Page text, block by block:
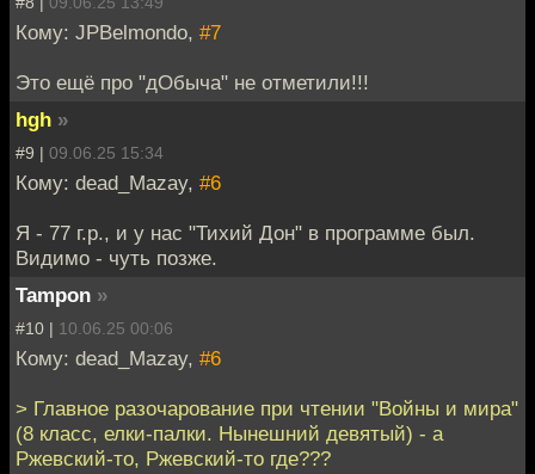
Кому: JPBelmondo, #7
Это ещё про "дОбыча" не отметили!!!
hgh »
#9 | 09.06.25 15:34
Кому: dead_Mazay, #6
Я - 77 г.р., и у нас "Тихий Дон" в программе был.
Видимо - чуть позже.
Tampon »
#10 | 10.06.25 00:06
Кому: dead_Mazay, #6
> Главное разочарование при чтении "Войны и мира"
(8 класс, елки-палки. Нынешний девятый) - а
Ржевский-то, Ржевский-то где???